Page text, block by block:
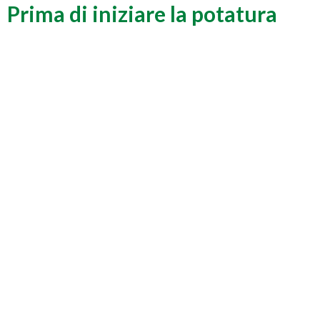
Prima di iniziare la potatura